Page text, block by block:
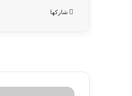
شاركها